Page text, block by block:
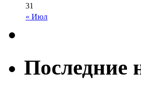
« Июл
31
Последние